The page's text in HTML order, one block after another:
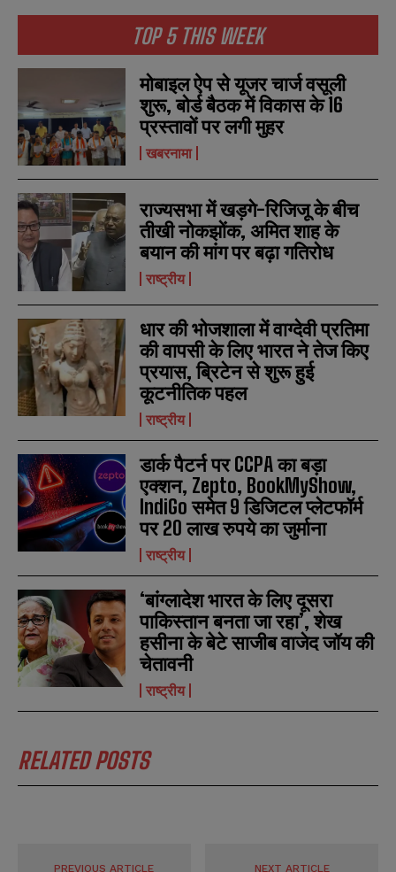
N
a
m
e
*
a
i
l
*
N
u
m
b
e
r
s
SUBMIT
N
a
m
e
*
a
i
l
*
N
u
m
b
e
r
s
SUBMIT
TOP 5 THIS WEEK
मोबाइल ऐप से यूजर चार्ज वसूली
शुरू, बोर्ड बैठक में विकास के 16
प्रस्तावों पर लगी मुहर
खबरनामा
राज्यसभा में खड़गे-रिजिजू के बीच
तीखी नोकझोंक, अमित शाह के
बयान की मांग पर बढ़ा गतिरोध
राष्ट्रीय
धार की भोजशाला में वाग्देवी प्रतिमा
की वापसी के लिए भारत ने तेज किए
प्रयास, ब्रिटेन से शुरू हुई
कूटनीतिक पहल
राष्ट्रीय
डार्क पैटर्न पर CCPA का बड़ा
एक्शन, Zepto, BookMyShow,
IndiGo समेत 9 डिजिटल प्लेटफॉर्म
पर 20 लाख रुपये का जुर्माना
राष्ट्रीय
‘बांग्लादेश भारत के लिए दूसरा
पाकिस्तान बनता जा रहा’, शेख
हसीना के बेटे साजीब वाजेद जॉय की
चेतावनी
राष्ट्रीय
RELATED POSTS
PREVIOUS ARTICLE NEXT ARTICLE